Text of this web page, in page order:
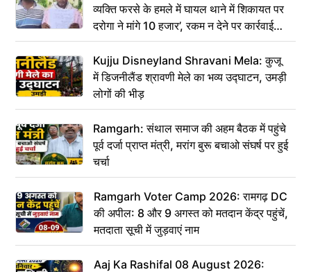
व्यक्ति फरसे के हमले में घायल थाने में शिकायत पर
दरोगा ने मांगे 10 हजार’, रकम न देने पर कार्रवाई
ठंडी!
Kujju Disneyland Shravani Mela: कुजू
में डिजनीलैंड श्रावणी मेले का भव्य उद्घाटन, उमड़ी
लोगों की भीड़
Ramgarh: संथाल समाज की अहम बैठक में पहुंचे
पूर्व दर्जा प्राप्त मंत्री, मरांग बुरू बचाओ संघर्ष पर हुई
चर्चा
Ramgarh Voter Camp 2026: रामगढ़ DC
की अपील: 8 और 9 अगस्त को मतदान केंद्र पहुंचें,
मतदाता सूची में जुड़वाएं नाम
Aaj Ka Rashifal 08 August 2026: